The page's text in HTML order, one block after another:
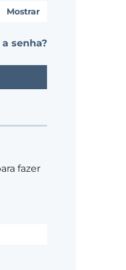
Mostrar
senha?
fazer